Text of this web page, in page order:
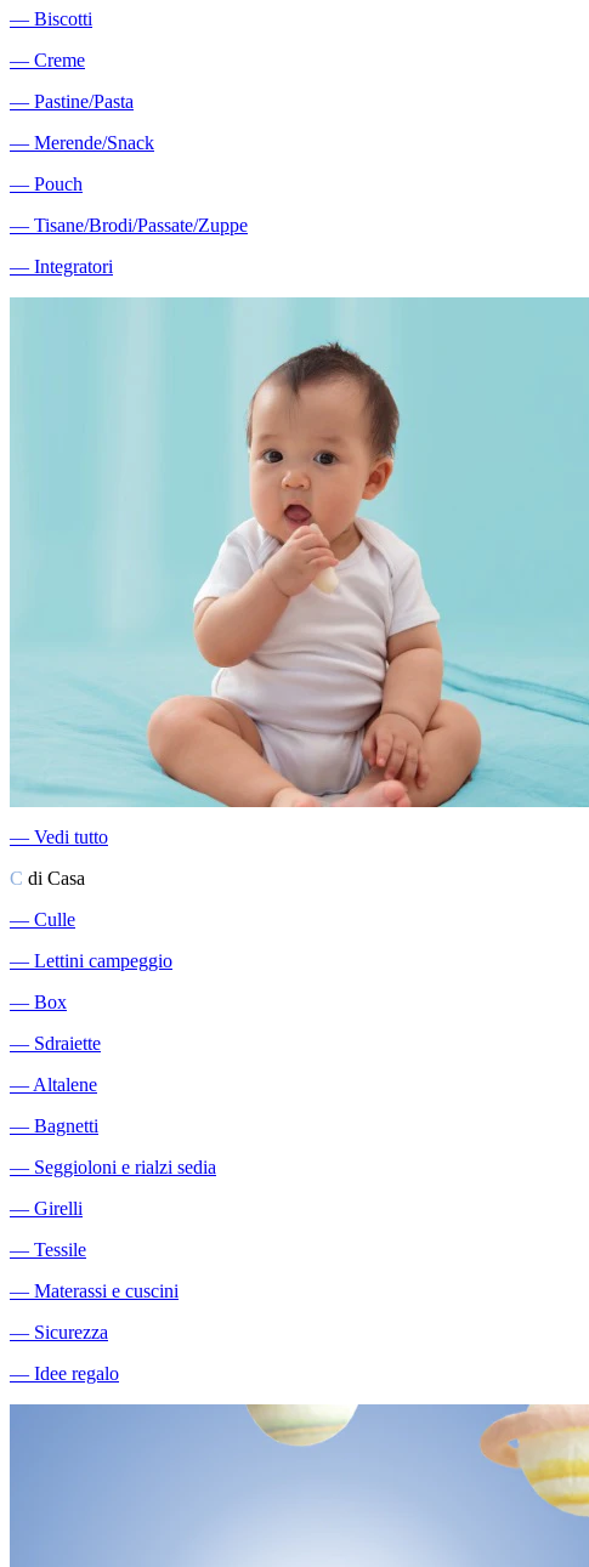
― Biscotti
― Creme
― Pastine/Pasta
― Merende/Snack
― Pouch
― Tisane/Brodi/Passate/Zuppe
― Integratori
― Vedi tutto
C di Casa
― Culle
― Lettini campeggio
― Box
― Sdraiette
― Altalene
― Bagnetti
― Seggioloni e rialzi sedia
― Girelli
― Tessile
― Materassi e cuscini
― Sicurezza
― Idee regalo